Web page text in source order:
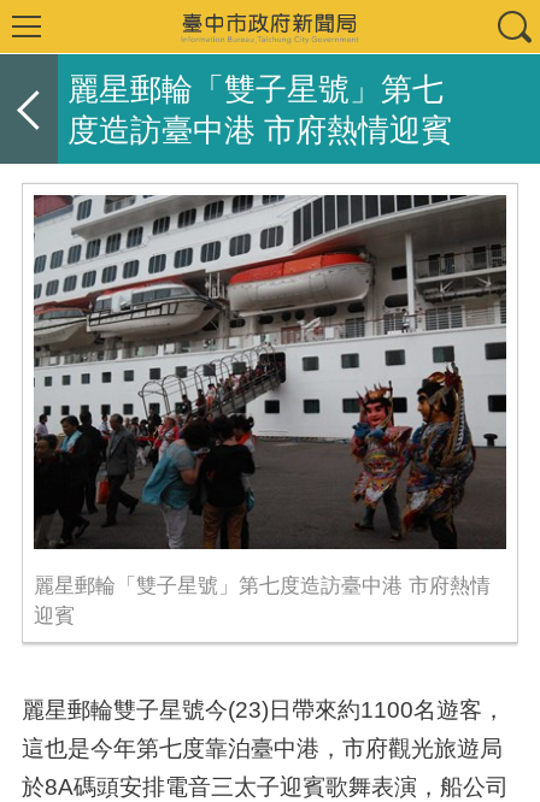
麗星郵輪「雙子星號」第七
度造訪臺中港 市府熱情迎賓
麗星郵輪「雙子星號」第七度造訪臺中港 市府熱情
迎賓
麗星郵輪雙子星號今(23)日帶來約1100名遊客，
這也是今年第七度靠泊臺中港，市府觀光旅遊局
於8A碼頭安排電音三太子迎賓歌舞表演，船公司